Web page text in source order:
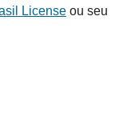
Licenseou seu